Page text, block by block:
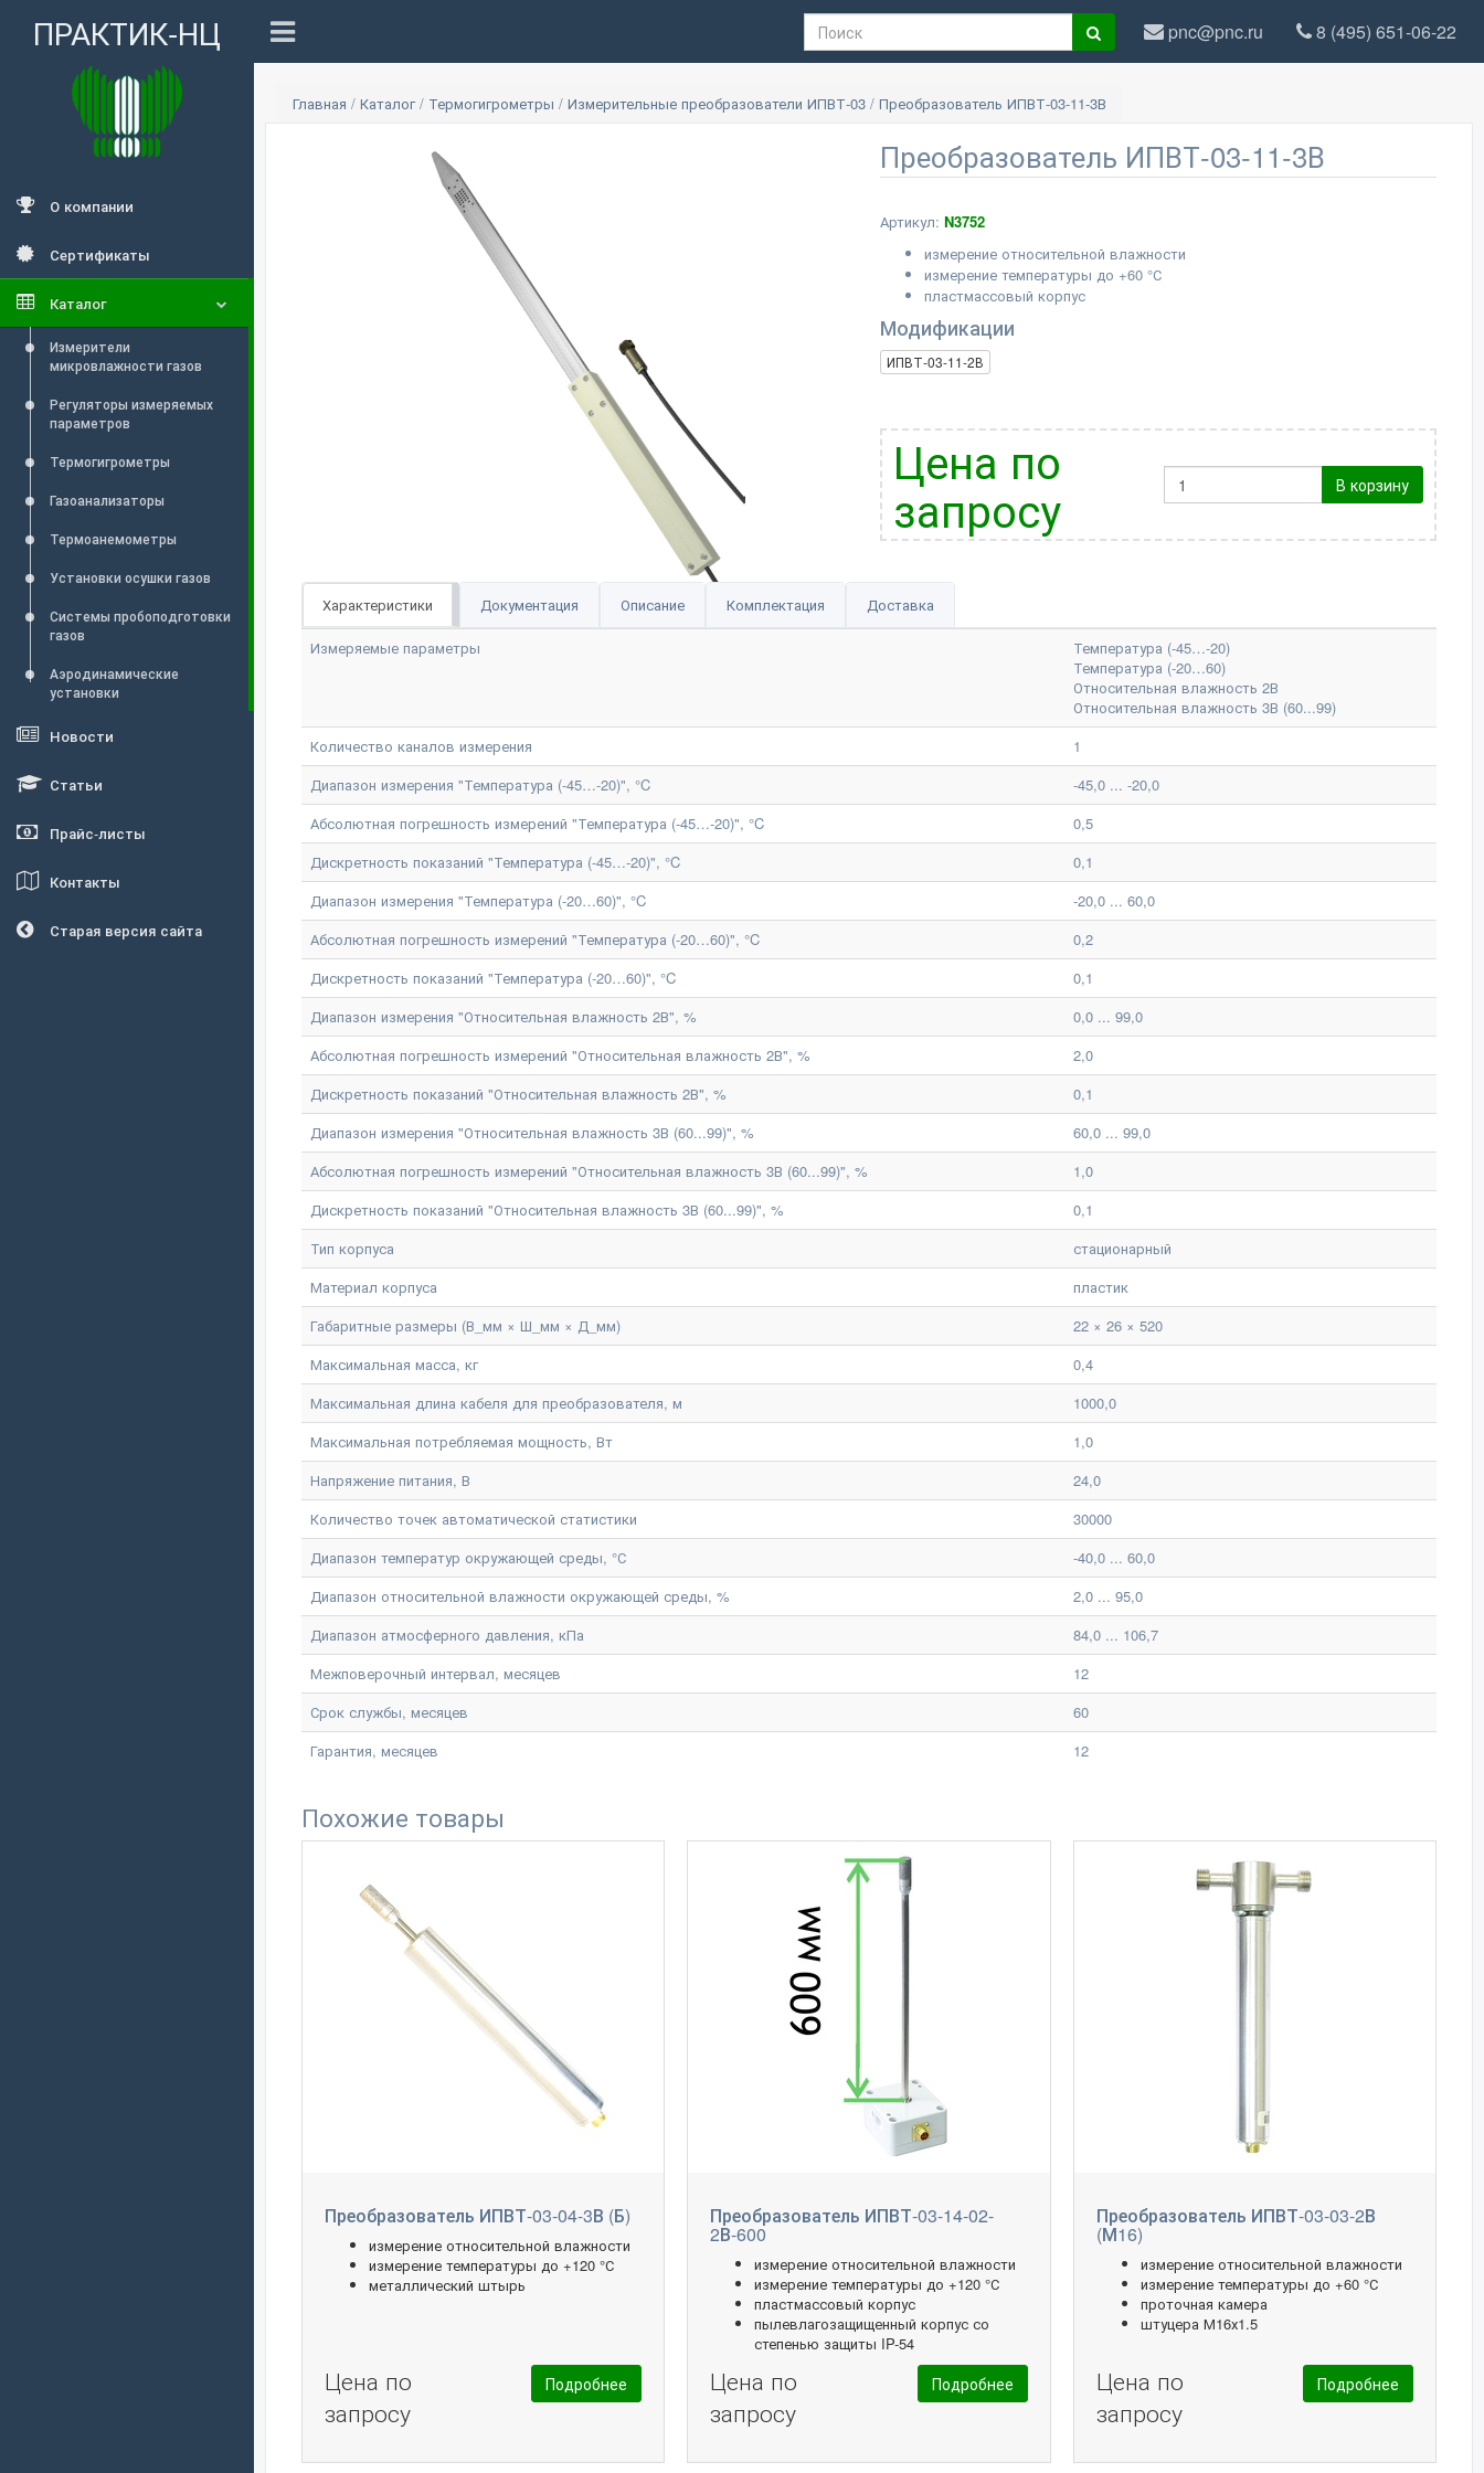
ПРАКТИК-НЦ
О компании
Сертификаты
Каталог
Измерители
микровлажности газов
Регуляторы измеряемых
параметров
Термогигрометры
Газоанализаторы
Термоанемометры
Установки осушки газов
Системы пробоподготовки
газов
Аэродинамические
установки
Новости
Статьи
Прайс-листы
Контакты
Старая версия сайта
8 (495) 651-06-22
pnc@pnc.ru
Главная / Каталог/ Термогигрометры / Измерительные преобразователи ИПВТ-03 / Преобразователь ИПВТ-03-11-3В
Преобразователь ИПВТ-03-11-3В
Артикул: N3752
измерение относительной влажности
измерение температуры до +60 °С
пластмассовый корпус
Модификации
ИПВТ-03-11-2В
Цена по
запросу В корзину
Характеристики Документация Описание Комплектация Доставка
Измеряемые параметры
Температура (-45…-20)
Температура (-20…60)
Относительная влажность 2В
Относительная влажность 3В (60...99)
Количество каналов измерения
1
Диапазон измерения "Температура (-45…-20)", °C
-45,0 ... -20,0
Абсолютная погрешность измерений "Температура (-45…-20)", °C
0,5
Дискретность показаний "Температура (-45…-20)", °C
0,1
Диапазон измерения "Температура (-20…60)", °C
-20,0 ... 60,0
Абсолютная погрешность измерений "Температура (-20…60)", °C
0,2
Дискретность показаний "Температура (-20…60)", °C
0,1
Диапазон измерения "Относительная влажность 2В", %
0,0 ... 99,0
Абсолютная погрешность измерений "Относительная влажность 2В", %
2,0
Дискретность показаний "Относительная влажность 2В", %
0,1
Диапазон измерения "Относительная влажность 3В (60...99)", %
60,0 ... 99,0
Абсолютная погрешность измерений "Относительная влажность 3В (60...99)", %
1,0
Дискретность показаний "Относительная влажность 3В (60...99)", %
0,1
Тип корпуса
стационарный
Материал корпуса
пластик
Габаритные размеры (В_мм × Ш_мм × Д_мм)
22 × 26 × 520
Максимальная масса, кг
0,4
Максимальная длина кабеля для преобразователя, м
1000,0
Максимальная потребляемая мощность, Вт
1,0
Напряжение питания, В
24,0
Количество точек автоматической статистики
30000
Диапазон температур окружающей среды, °С
-40,0 ... 60,0
Диапазон относительной влажности окружающей среды, %
2,0 ... 95,0
Диапазон атмосферного давления, кПа
84,0 ... 106,7
Межповерочный интервал, месяцев
12
Срок службы, месяцев
60
Гарантия, месяцев
12
Похожие товары
Преобразователь ИПВТ-03-04-3В (Б)
измерение относительной влажности
измерение температуры до +120 °С
металлический штырь
Цена по
запросу
Подробнее
Преобразователь ИПВТ-03-14-02-
2В-600
измерение относительной влажности
измерение температуры до +120 °С
пластмассовый корпус
пылевлагозащищенный корпус со
степенью защиты IP-54
Цена по
запросу
Подробнее
Преобразователь ИПВТ-03-03-2В
(М16)
измерение относительной влажности
измерение температуры до +60 °С
проточная камера
штуцера М16х1.5
Цена по
запросу
Подробнее